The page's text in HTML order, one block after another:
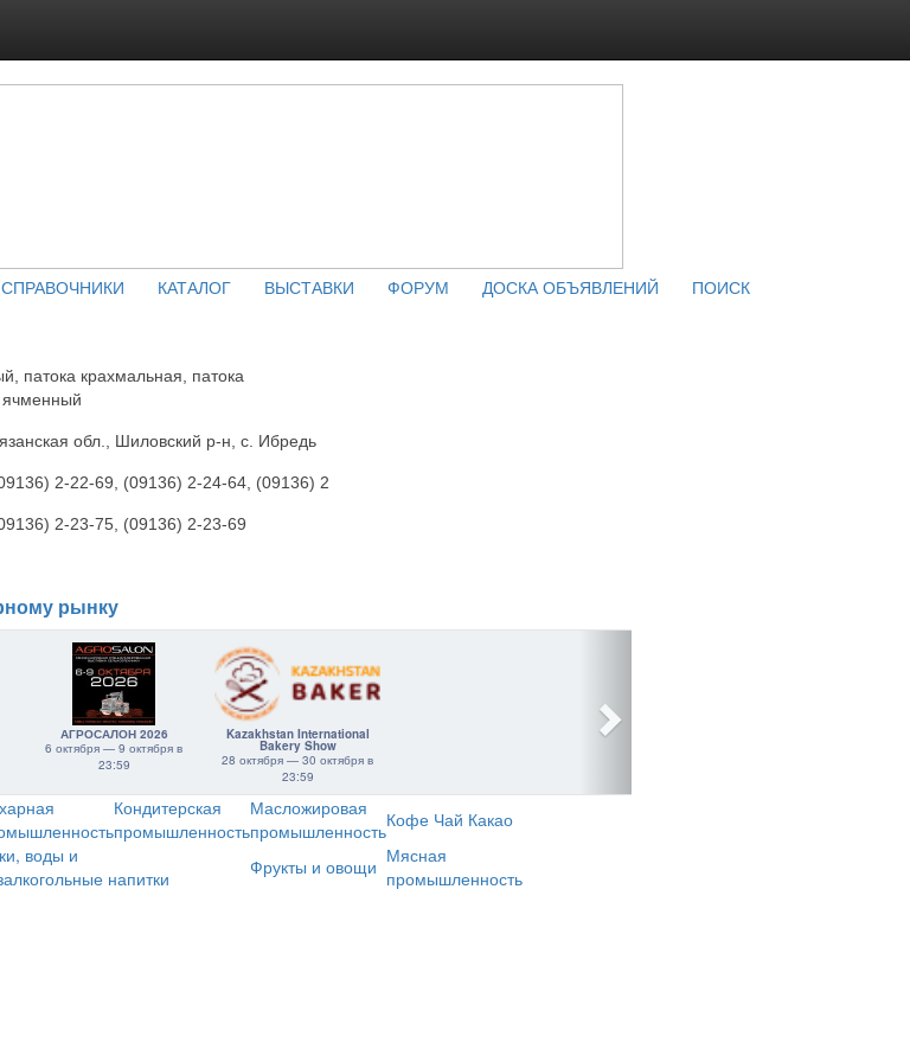
СПРАВОЧНИКИ КАТАЛОГ ВЫСТАВКИ ФОРУМ ДОСКА ОБЪЯВЛЕНИЙ
ПОИСК
патока крахмальная, патока
ячменный
обл., Шиловский р-н, с. Ибредь
2-22-69, (09136) 2-24-64, (09136) 2
2-23-75, (09136) 2-23-69
рынку
АГРОСАЛОН 2026
6 октября — 9 октября в
23:59
Kazakhstan International
Bakery Show
28 октября — 30 октября в
23:59
Кондитерская
промышленность
Масложировая
промышленностьКофе Чай Какао
воды и
напитки
Фрукты и овощи Мясная
промышленность